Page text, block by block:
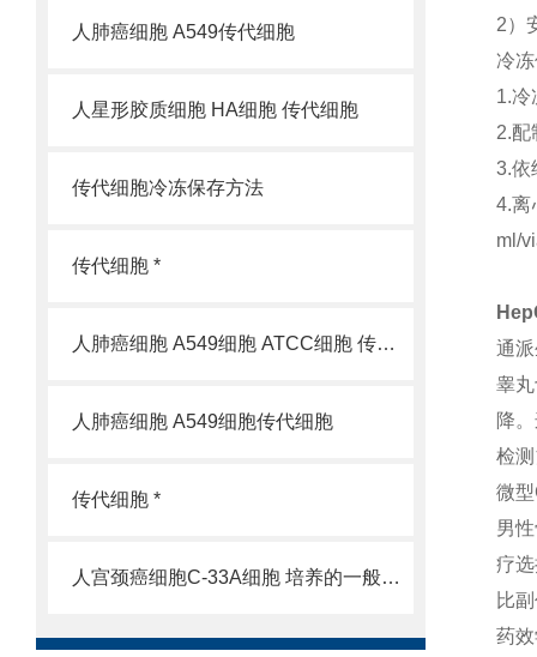
人肺癌细胞 A549传代细胞
人星形胶质细胞 HA细胞 传代细胞
传代细胞冷冻保存方法
传代细胞 *
人肺癌细胞 A549细胞 ATCC细胞 传代细胞
人肺癌细胞 A549细胞传代细胞
传代细胞 *
人宫颈癌细胞C-33A细胞 培养的一般过程
2）
冷
1.冷
2.配
3.依
4.离
ml/
通
睾
降
检
微
男
疗
比
药